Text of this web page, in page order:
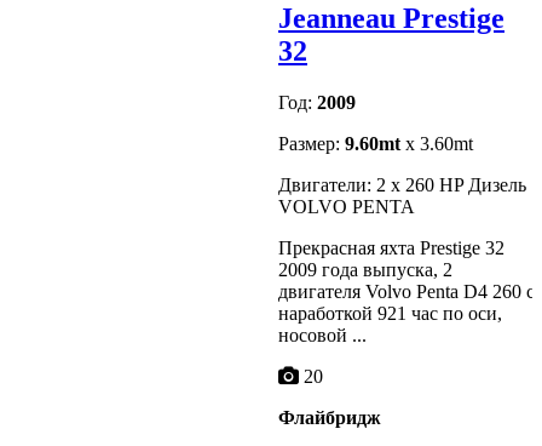
Jeanneau Prestige
32
Год: 2009
Размер: 9.60mt x 3.60mt
Двигатели: 2 x 260 HP Дизель
VOLVO PENTA
Прекрасная яхта Prestige 32
2009 года выпуска, 2
двигателя Volvo Penta D4 260 с
наработкой 921 час по оси,
носовой ...
20
Флайбридж